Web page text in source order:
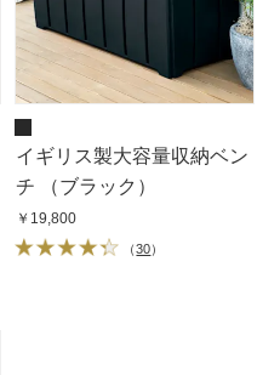
イギリス製大容量収納ベン
チ （ブラック）
￥19,800
（30）